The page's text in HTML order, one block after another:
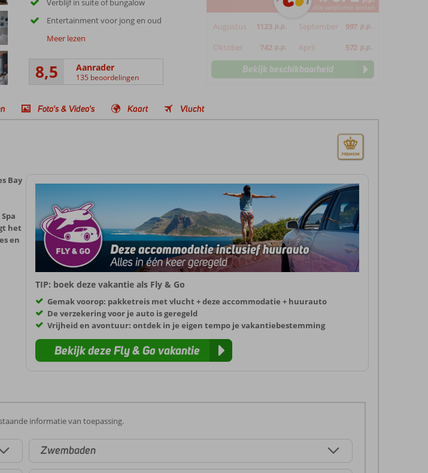
Verblijf in suite of bungalow
Entertainment voor jong en oud
Meer lezen
8,5 Aanrader
135 beoordelingen
*incl. alle verplichte kosten
Augustus 1123 p.p. September 997 p.p.
Oktober 742 p.p. April 572 p.p.
Bekijk beschikbaarheid
Foto's & Video's Kaart Vlucht
Bay
het
en
TIP: boek deze vakantie als Fly & Go
Gemak voorop: pakketreis met vlucht + deze accommodatie + huurauto
De verzekering voor je auto is geregeld
Vrijheid en avontuur: ontdek in je eigen tempo je vakantiebestemming
Bekijk deze Fly & Go vakantie
informatie van toepassing.
Zwembaden